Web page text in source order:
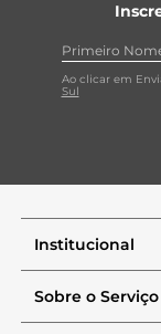
Ao clicar em
Sul
Institucional
Sobre o Serviço